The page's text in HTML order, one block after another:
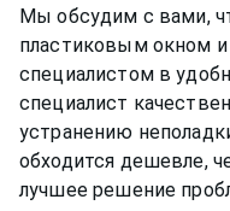
Мы обсудим с вами,
пластиковым окном
специалистом в
специалист
устранению
обходится дешевле,
лучшее решение